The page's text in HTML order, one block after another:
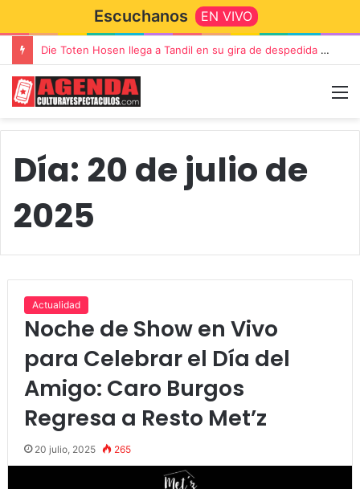
Escuchanos EN VIVO
“TIRRIA” llega a Tandil con un elenco de lujo encabezado por Capusotto, Spregelburd y Stefani
Día: 20 de julio de
2025
Actualidad
Noche de Show en Vivo
para Celebrar el Día del
Amigo: Caro Burgos
Regresa a Resto Met’z
20 julio, 2025 265